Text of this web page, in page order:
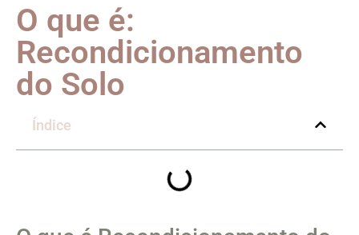
O que é:
Recondicionamento
do Solo
Índice